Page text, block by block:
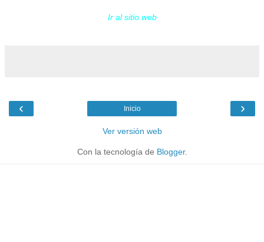
Ir al sitio web
‹ ›
Inicio
Ver versión web
Con la tecnología de Blogger.